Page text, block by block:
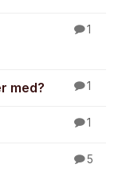
1
med? 1
1
5